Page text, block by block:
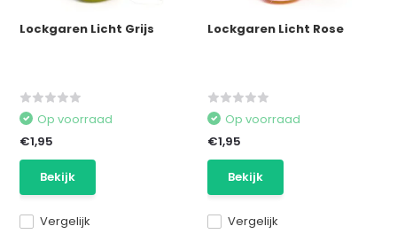
Lockgaren Licht Grijs
Vergelijk
Op voorraad
€1,95
Bekijk
Lockgaren Licht Rose
Vergelijk
Op voorraad
€1,95
Bekijk